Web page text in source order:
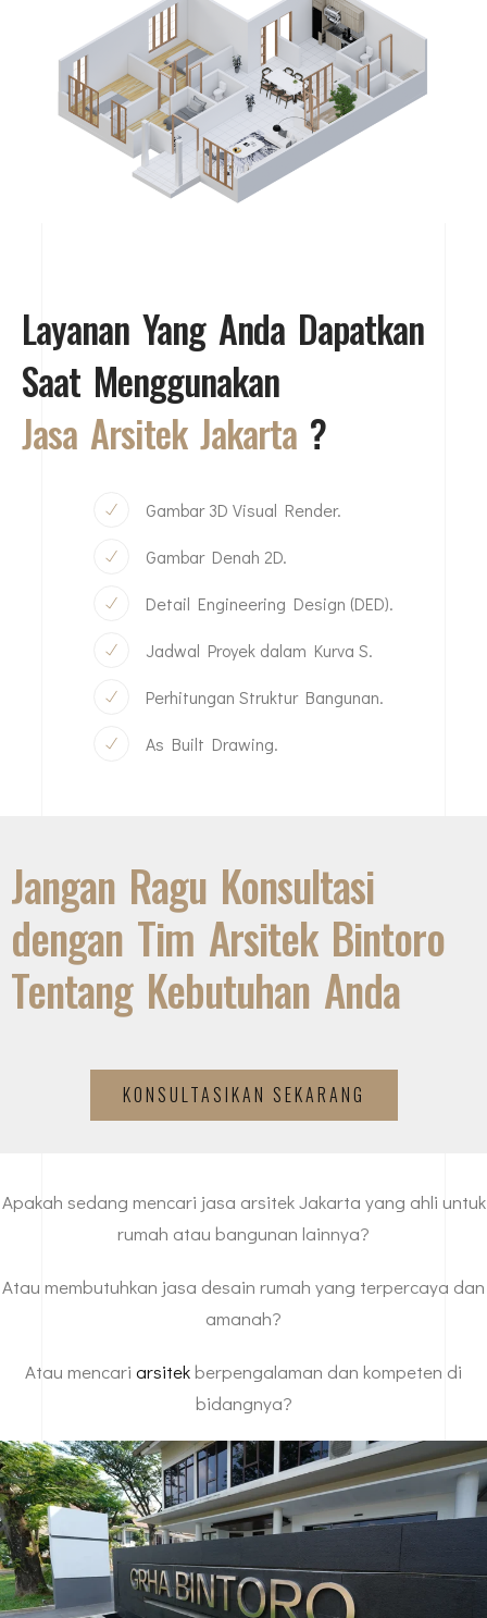
Layanan Yang Anda Dapatkan
Saat Menggunakan
Jasa Arsitek Jakarta ?
Gambar 3D Visual Render.
Gambar Denah 2D.
Detail Engineering Design (DED).
Jadwal Proyek dalam Kurva S.
Perhitungan Struktur Bangunan.
As Built Drawing.
Jangan Ragu Konsultasi
dengan Tim Arsitek Bintoro
Tentang Kebutuhan Anda
KONSULTASIKAN SEKARANG
Apakah sedang mencari jasa arsitek Jakarta yang ahli untuk
rumah atau bangunan lainnya?
Atau membutuhkan jasa desain rumah yang terpercaya dan
amanah?
Atau mencari arsitekberpengalaman dan kompeten di
bidangnya?